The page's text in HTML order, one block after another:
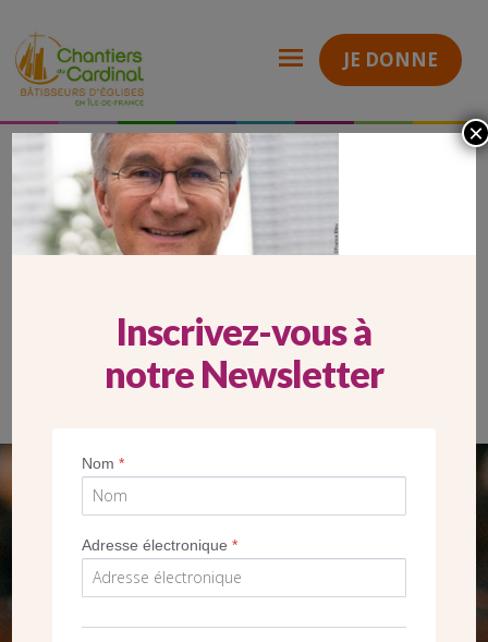
JE DONNE
Chantiers
Cardinal
Carrousel Mobile Laurent Petitguillaume
CARROUSEL MOBILE LAURENT
PETITGUILLAUME
SEUL VOTRE DON
NOUS PERMET D’AGIR
Inscrivez-vous à
notre Newsletter
Nom*
Adresse électronique*
×